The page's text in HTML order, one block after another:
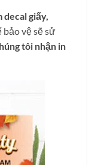
decal giấy,
bảo vệ sẽ sử
tôi nhận in